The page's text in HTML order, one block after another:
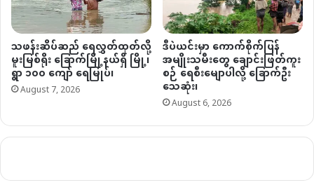
သဖန်းဆိပ်ဆည် ရေလွှတ်ထုတ်လို့
မူးမြစ်ရိုး ခြောက်မြို့နယ်ရှိ မြို့၊
ရွာ ၁၀၀ ကျော် ရေမြုပ်၊
August 7, 2026
ဒီပဲယင်းမှာ ကောက်စိုက်ပြန်
အမျိုးသမီးတွေ ချောင်းဖြတ်ကူး
စဉ် ရေစီးမျောပါလို့ ခြောက်ဦး
သေဆုံး၊
August 6, 2026